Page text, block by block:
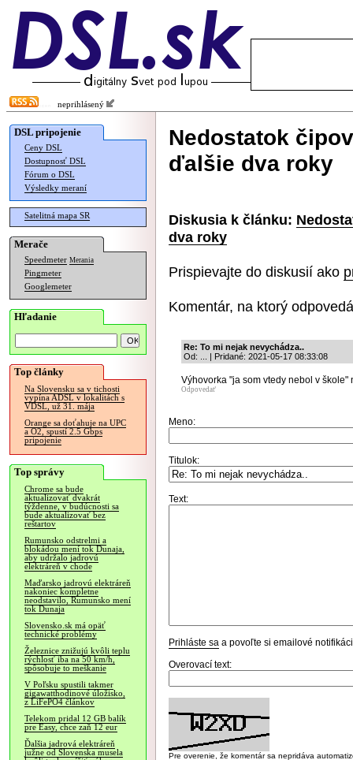
neprihlásený
DSL pripojenie
Ceny DSL
Dostupnosť DSL
Fórum o DSL
Výsledky meraní
Satelitná mapa SR
Merače
Speedmeter Merania
Pingmeter
Googlemeter
Hľadanie
Top články
Na Slovensku sa v tichosti
vypína ADSL v lokalitách s
VDSL, už 31. mája
Orange sa doťahuje na UPC
a O2, spustí 2.5 Gbps
pripojenie
Top správy
Chrome sa bude
aktualizovať dvakrát
týždenne, v budúcnosti sa
bude aktualizovať bez
reštartov
Rumunsko odstrelmi a
blokádou mení tok Dunaja,
aby udržalo jadrovú
elektráreň v chode
Maďarsko jadrovú elektráreň
nakoniec kompletne
neodstavilo, Rumunsko mení
tok Dunaja
Slovensko.sk má opäť
technické problémy
Železnice znižujú kvôli teplu
rýchlosť iba na 50 km/h,
spôsobuje to meškanie
V Poľsku spustili takmer
gigawatthodinové úložisko,
z LiFePO4 článkov
Telekom pridal 12 GB balík
pre Easy, chce zaň 12 eur
Ďalšia jadrová elektráreň
južne od Slovenska musela
Nedostatok
ďalšie dva roky
Diskusia k článku:
dva roky
Prispievajte do diskusií ako
Komentár, na ktorý
Re: To mi nejak nevychádza..
Od: ... | Pridané: 2021-05-17 08:33:08
Výhovorka "ja som vtedy nebol v
Odpovedať
Meno:
Titulok:
Text:
Prihláste sa a povoľte si emailové
Overovací text:
Pre overenie, že komentár sa nepridáva